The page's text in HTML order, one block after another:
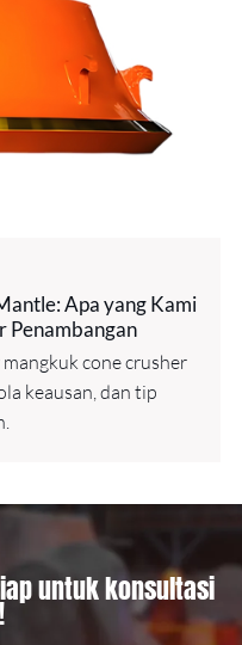
Apa yang Kami
Penambangan
cone crusher
keausan, dan tip
untuk konsultasi